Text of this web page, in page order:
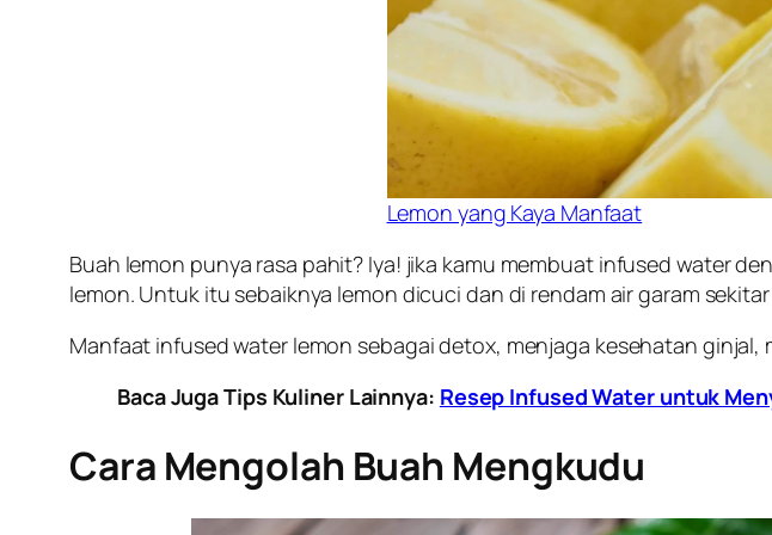
Lemon yang Kaya Manfaat
Buah lemon punya rasa pahit? Iya! jika kamu membuat infused water
lemon. Untuk itu sebaiknya lemon dicuci dan di rendam air garam
Manfaat infused water lemon sebagai detox, menjaga kesehatan
Baca Juga Tips Kuliner Lainnya: Resep Infused Water untuk
Cara Mengolah Buah Mengkudu